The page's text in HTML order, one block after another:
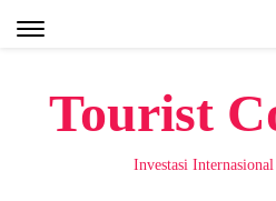
Tourist
Investasi